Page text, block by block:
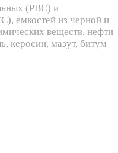
(РВС) и
емкостей из черной и
веществ, нефти
керосин, мазут, битум